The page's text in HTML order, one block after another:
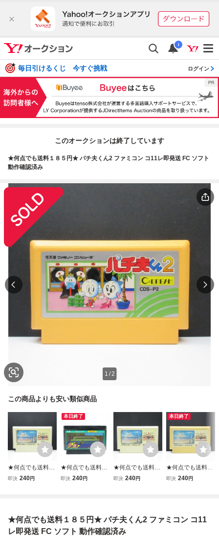
i
毎日引けるくじ 今すぐ挑戦 ログイン
このオークションは終了しています
★何点でも送料１８５円★ パチ夫くん2 ファミコン コ11レ即発送 FC ソフト
動作確認済み
1 /2
この商品よりも安い類似商品
★何点でも送料１
８５円★ ハイドラ
即決 240円
本日終了
★何点でも送料１
８５円★ 13 タッ
み
即決 240円
★何点でも送料１
８５円★ ⑥ ハイ
み
即決 240円
本日終了
★何点でも送料１
８５円★ ハイドラ
即決 240円
★何点でも送料１８５円★ パチ夫くん2 ファミコン コ11
レ即発送 FC ソフト 動作確認済み